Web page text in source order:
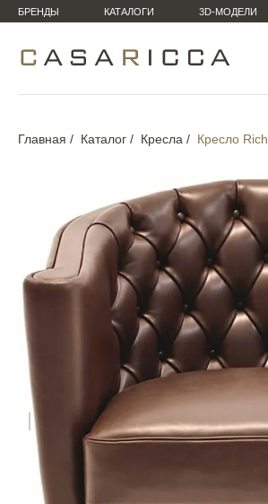
БРЕНДЫ КАТАЛОГИ 3D-МОДЕЛИ
Главная Каталог Кресла Кресло Rich